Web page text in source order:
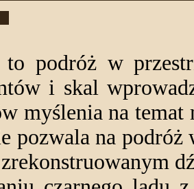
to podróż w
i skal
myślenia na
pozwala na